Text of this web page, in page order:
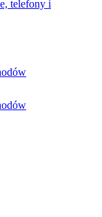
telefony i